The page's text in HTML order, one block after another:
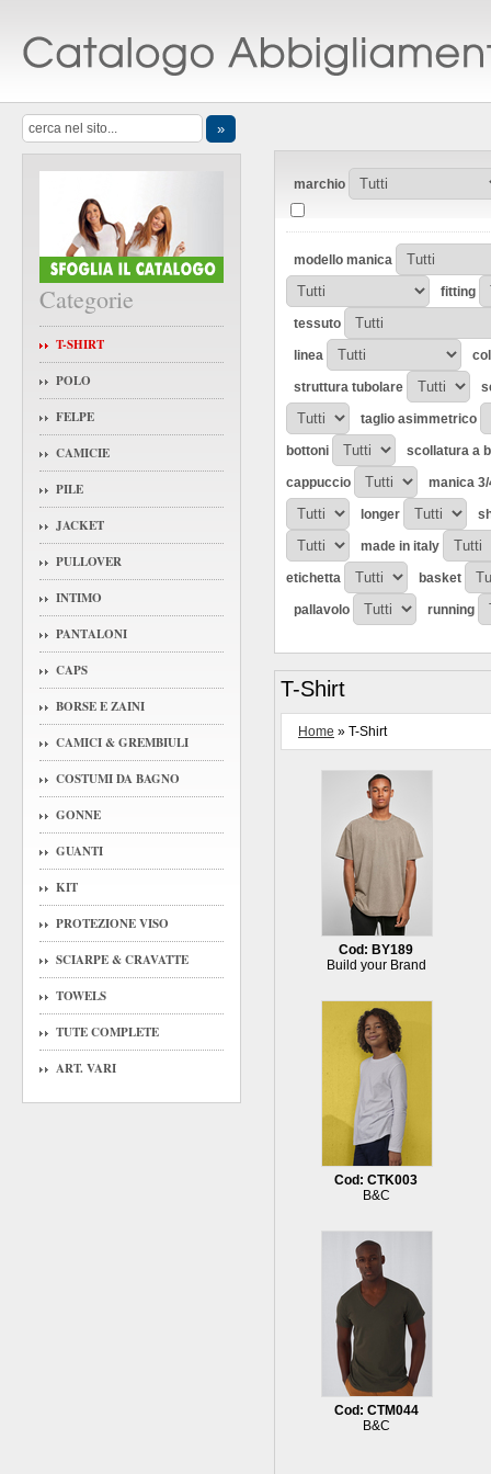
Categorie
T-SHIRT
POLO
FELPE
CAMICIE
PILE
JACKET
PULLOVER
INTIMO
PANTALONI
CAPS
BORSE E ZAINI
CAMICI & GREMBIULI
COSTUMI DA BAGNO
GONNE
GUANTI
KIT
PROTEZIONE VISO
SCIARPE & CRAVATTE
TOWELS
TUTE COMPLETE
ART. VARI
marchio
modello manica
fitting
tessuto
linea
struttura tubolare
taglio asimmetrico
bottoni scollatura a
cappuccio manica 3/
longer
made in italy
etichetta basket
pallavolo running
T-Shirt
Home » T-Shirt
Cod: BY189
Build your Brand
Cod: CTK003
B&C
Cod: CTM044
B&C